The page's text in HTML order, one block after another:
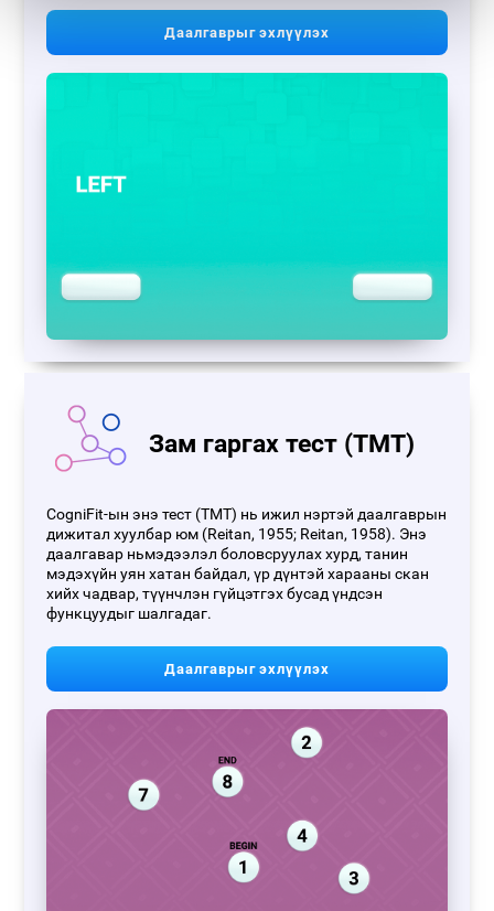
Даалгаврыг эхлүүлэх
Зам гаргах тест (TMT)
CogniFit-ын энэ тест (TMT) нь ижил нэртэй даалгаврын
дижитал хуулбар юм (Reitan, 1955; Reitan, 1958). Энэ
даалгавар ньмэдээлэл боловсруулах хурд, танин
мэдэхүйн уян хатан байдал, үр дүнтэй харааны скан
хийх чадвар, түүнчлэн гүйцэтгэх бусад үндсэн
функцуудыг шалгадаг.
Даалгаврыг эхлүүлэх